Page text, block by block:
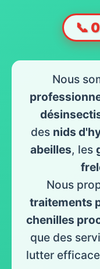
📞
Nous
des nids
abeilles, les
Nous
traitements
chenilles
que des
lutter